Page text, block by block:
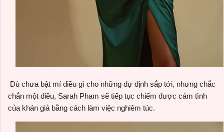
Dù chưa bật mí điều gì cho những dự định sắp tới, nhưng chắc
chắn một điều, Sarah Pham sẽ tiếp tục chiếm được cảm tình
của khán giả bằng cách làm việc nghiêm túc.